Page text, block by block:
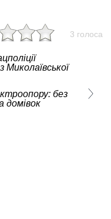
3 голоса
без
домівок